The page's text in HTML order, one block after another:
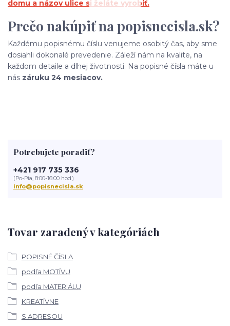
domu a názov ulice si želáte vyrobiť.
Prečo nakúpiť na popisnecisla.sk?
Každému popisnému číslu venujeme osobitý čas, aby sme
dosiahli dokonalé prevedenie. Záleží nám na kvalite, na
každom detaile a dlhej životnosti. Na popisné čísla máte u
nás záruku 24 mesiacov.
Tovar zaradený v kategóriách
POPISNÉ ČÍSLA
podľa MOTÍVU
podľa MATERIÁLU
KREATÍVNE
S ADRESOU
Potrebujete poradiť?
+421 917 735 336
(Po-Pia, 8:00-16:00 hod.)
info@popisnecisla.sk